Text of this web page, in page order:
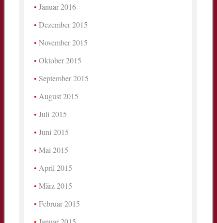
Januar 2016
Dezember 2015
November 2015
Oktober 2015
September 2015
August 2015
Juli 2015
Juni 2015
Mai 2015
April 2015
März 2015
Februar 2015